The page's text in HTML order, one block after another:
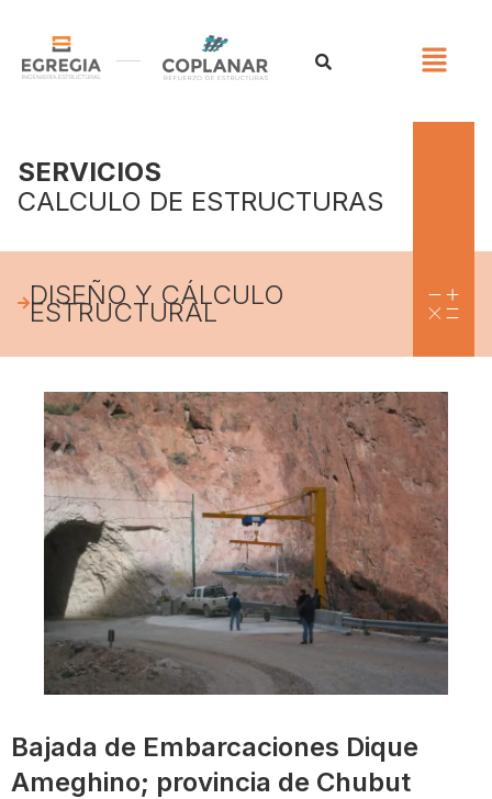
SERVICIOS
CALCULO DE ESTRUCTURAS
DISEÑO Y CÁLCULO
ESTRUCTURAL
Bajada de Embarcaciones Dique
Ameghino; provincia de Chubut